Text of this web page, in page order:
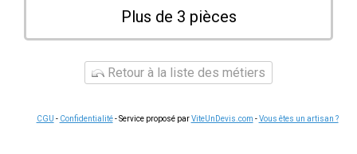
Plus de 3 pièces
Retour à la liste des métiers
CGU - Confidentialité- Service proposé parViteUnDevis.com -Vous êtes un artisan ?